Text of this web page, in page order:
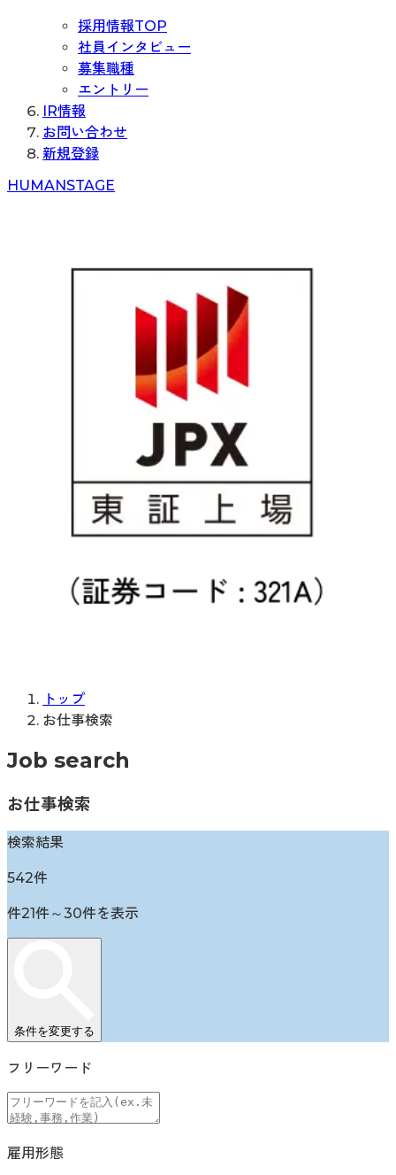
採用情報TOP
社員インタビュー
募集職種
エントリー
IR情報
お問い合わせ
新規登録
HUMANSTAGE
トップ
お仕事検索
Job search
お仕事検索
検索結果
542件
件21件～30件を表示
条件を変更する
フリーワード
雇用形態